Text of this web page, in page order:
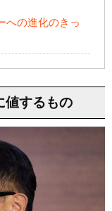
への進化のきっ
値するもの